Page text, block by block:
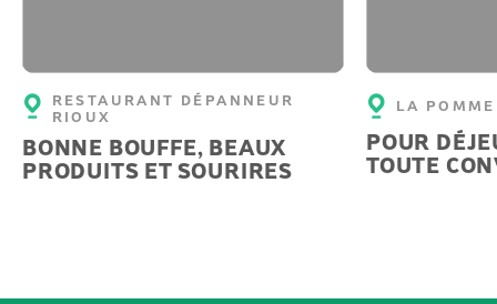
RESTAURANT DÉPANNEUR
RIOUX
BONNE BOUFFE, BEAUX
PRODUITS ET SOURIRES
LA
POUR
TOUTE